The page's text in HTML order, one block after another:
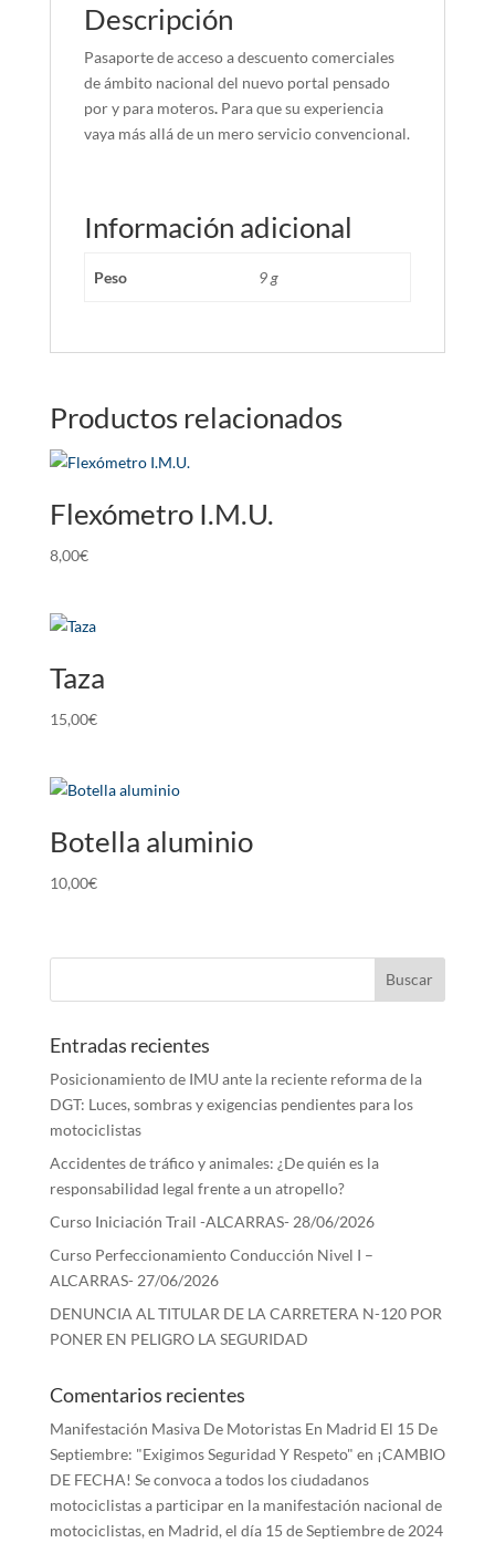
Descripción
Pasaporte de acceso a descuento comerciales
de ámbito nacional del nuevo portal pensado
por y para moteros.Para que su experiencia
vaya más allá de un mero servicio convencional.
Información adicional
Peso 9 g
Productos relacionados
Flexómetro I.M.U.
8,00€
Taza
15,00€
Botella aluminio
10,00€
Entradas recientes
Posicionamiento de IMU ante la reciente reforma de la
DGT: Luces, sombras y exigencias pendientes para los
motociclistas
Accidentes de tráfico y animales: ¿De quién es la
responsabilidad legal frente a un atropello?
Curso Iniciación Trail -ALCARRAS- 28/06/2026
Curso Perfeccionamiento Conducción Nivel I –
ALCARRAS- 27/06/2026
DENUNCIA AL TITULAR DE LA CARRETERA N-120 POR
PONER EN PELIGRO LA SEGURIDAD
Comentarios recientes
Manifestación Masiva De Motoristas En Madrid El 15 De
Septiembre: "Exigimos Seguridad Y Respeto" en ¡CAMBIO
DE FECHA! Se convoca a todos los ciudadanos
motociclistas a participar en la manifestación nacional de
motociclistas, en Madrid, el día 15 de Septiembre de 2024